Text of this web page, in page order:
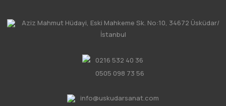
Aziz Mahmut Hüdayi, Eski Mahkeme Sk. No:10, 34672 Üsküdar/
İstanbul
0216 532 40 36
0505 098 73 56
info@uskudarsanat.com